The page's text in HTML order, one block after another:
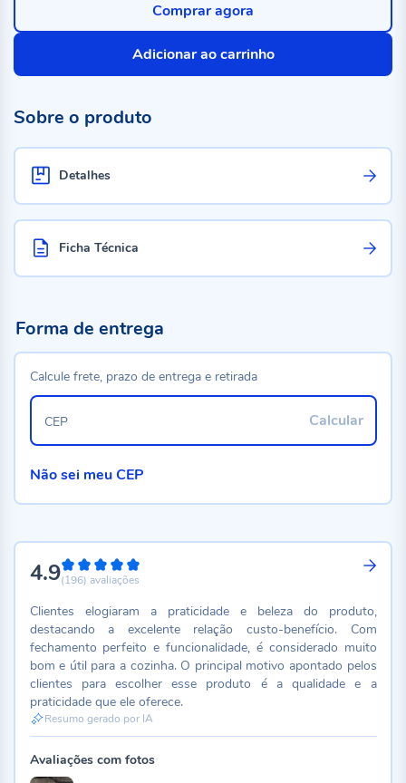
Adicionar ao carrinho
Comprar agora
Sobre o produto
Detalhes
Ficha Técnica
4.998%
(196) avaliações
Clientes elogiaram a praticidade e beleza do produto,
destacando a excelente relação custo-benefício. Com
fechamento perfeito e funcionalidade, é considerado muito
bom e útil para a cozinha. O principal motivo apontado pelos
clientes para escolher esse produto é a qualidade e a
praticidade que ele oferece.
Resumo gerado por IA
Avaliações com fotos
Forma de entrega
Calcule frete, prazo de entrega e retirada
Calcular
CEP
Não sei meu CEP